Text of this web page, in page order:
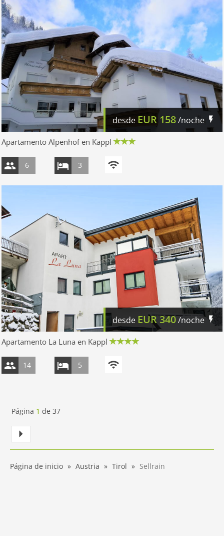
desde EUR 158/noche
Apartamento Alpenhof en Kappl
6 3
desde EUR340/noche
Apartamento La Luna en Kappl
14 5
Página 1 de 37
Página de inicio Austria Tirol Sellrain